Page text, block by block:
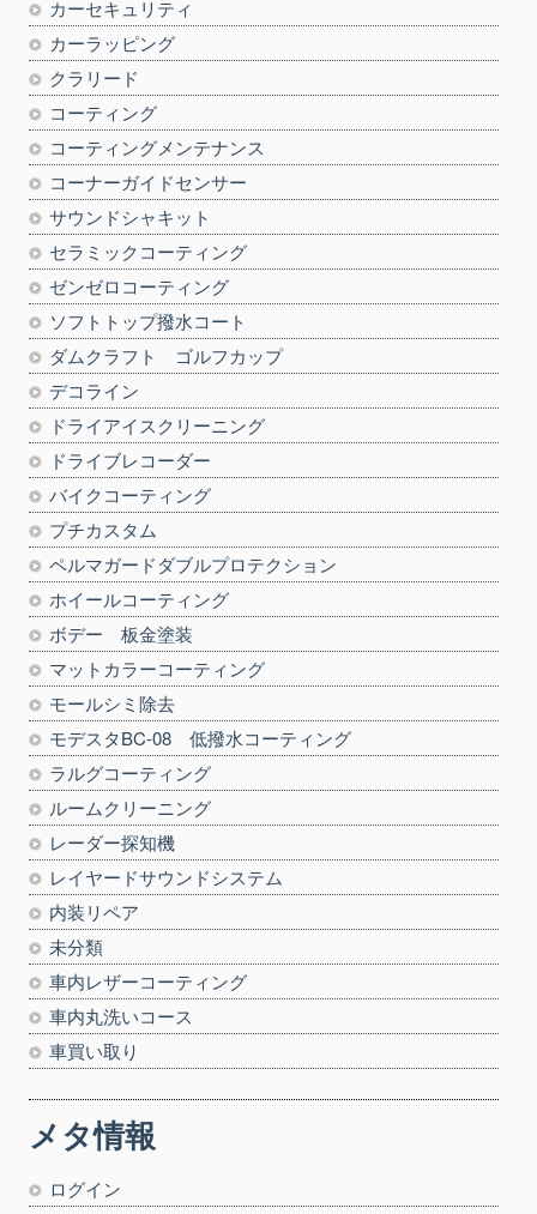
カーセキュリティ
カーラッピング
クラリード
コーティング
コーティングメンテナンス
コーナーガイドセンサー
サウンドシャキット
セラミックコーティング
ゼンゼロコーティング
ソフトトップ撥水コート
ダムクラフト ゴルフカップ
デコライン
ドライアイスクリーニング
ドライブレコーダー
バイクコーティング
プチカスタム
ペルマガードダブルプロテクション
ホイールコーティング
ボデー 板金塗装
マットカラーコーティング
モールシミ除去
モデスタBC-08 低撥水コーティング
ラルグコーティング
ルームクリーニング
レーダー探知機
レイヤードサウンドシステム
内装リペア
未分類
車内レザーコーティング
車内丸洗いコース
車買い取り
メタ情報
ログイン